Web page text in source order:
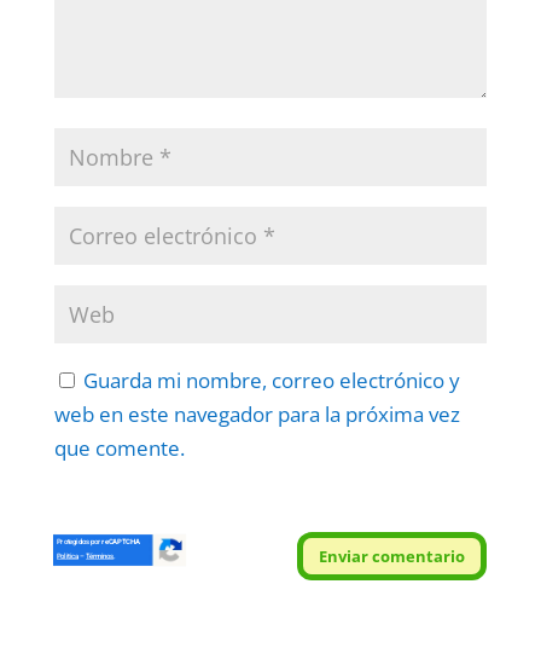
Guarda mi nombre, correo electrónico y
web en este navegador para la próxima vez
que comente.
Enviar comentario
Protegidos porreCAPTCHA
Politica–Términos